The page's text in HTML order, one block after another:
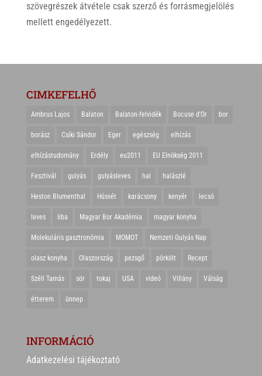
szövegrészek átvétele csak szerző és forrásmegjelölés
mellett engedélyezett.
CIMKEFELHŐ
Ambrus Lajos Balaton Balaton-felvidék Bocuse d'Or bor
borász Csíki Sándor Eger egészség elhízás
elhízástudomány Erdély eu2011 EU Elnökség 2011
Fesztivál gulyás gulyásleves hal halászlé
Heston Blumenthal Húsvét karácsony kenyér lecsó
leves liba Magyar Bor Akadémia magyar konyha
Molekuláris gasztronómia MOMOT Nemzeti Gulyás Nap
olasz konyha Olaszország pezsgő pörkölt Recept
Széll Tamás sör tokaj USA videó Villány Válság
étterem ünnep
INFORMÁCIÓ
Adatkezelési tájékoztató